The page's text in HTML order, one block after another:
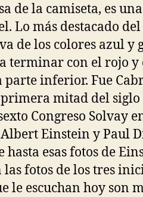
de la camiseta, es una
Lo más destacado
de los colores azul y
terminar con el rojo y
inferior. Fue
mitad del siglo
Congreso Solvay
Einstein y Paul
esas fotos de
fotos de los tres
le escuchan hoy son